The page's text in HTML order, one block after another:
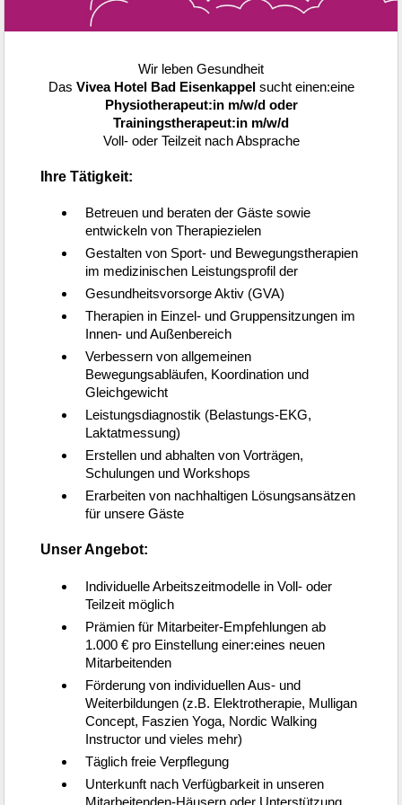
Partner
Jobs in Graz
Jobs in Salzburg
Jobs in Innsbruck
Jobs in Klagenfurt
Beliebte Suchen
Pflegeassistenz
Assistenzarzt
Physiotherapeut:in
Kandidaten finden
Inserat buchen
medjobs.at 2026ImpressumAGB Datenschutz
Cookie-Einstellungen